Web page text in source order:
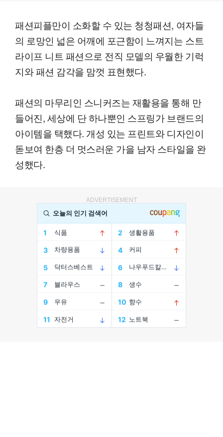
패션피플만이 소화할 수 있는 청청패션, 여자들
의 로망인 넓은 어깨에 포근함이 느껴지는 스트
라이프 니트 패션으로 전직 모델의 우월한 기럭
지와 패션 감각을 맘껏 표현했다.
패션의 마무리인 스니커즈는 재활용을 통해 만
들어진, 세상에 단 하나뿐인 스프링가 브랜드의
아이템을 택했다. 개성 있는 프린트와 디자인이
돋보여 한층 더 멋스러운 가을 남자 스타일을 완
성했다.
ADVERTISEMENT